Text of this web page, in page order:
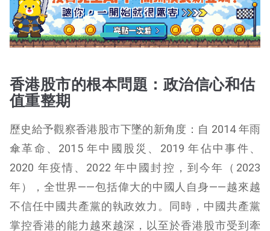
香港股市的根本問題：政治信心和估
值重整期
歷史給予觀察香港股市下墜的新角度：自 2014 年雨
傘革命、2015 年中國股災、2019 年佔中事件、
2020 年疫情、2022 年中國封控，到今年（2023
年），全世界——包括偉大的中國人自身——越來越
不信任中國共產黨的執政效力。同時，中國共產黨
掌控香港的能力越來越深，以至於香港股市受到牽